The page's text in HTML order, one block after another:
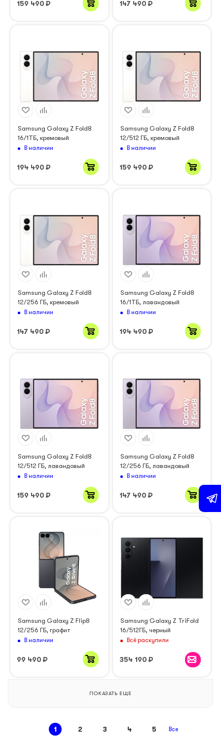
159 490 ₽ 147 490 ₽
Samsung Galaxy Z Fold8
16/1ТБ, кремовый
В наличии
194 490 ₽
Samsung Galaxy Z Fold8
12/512 ГБ, кремовый
В наличии
159 490 ₽
Samsung Galaxy Z Fold8
12/256 ГБ, кремовый
В наличии
147 490 ₽
Samsung Galaxy Z Fold8
16/1ТБ, лавандовый
В наличии
194 490 ₽
Samsung Galaxy Z Fold8
12/512 ГБ, лавандовый
В наличии
159 490 ₽
Samsung Galaxy Z Fold8
12/256 ГБ, лавандовый
В наличии
147 490 ₽
Samsung Galaxy Z Flip8
12/256 ГБ, графит
В наличии
99 490 ₽
Samsung Galaxy Z TriFold
16/512ГБ, черный
Всё раскупили
354 190 ₽
ПОКАЗАТЬ ЕЩЕ
1 2 3 4 5 Все